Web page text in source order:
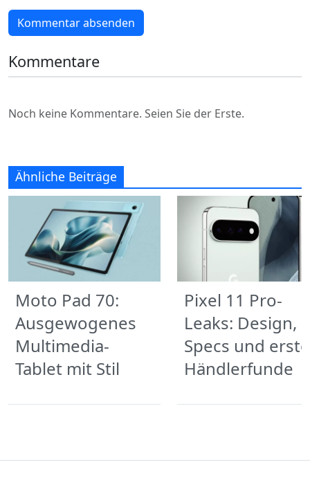
Kommentar absenden
Kommentare
Noch keine Kommentare. Seien Sie der Erste.
Ähnliche Beiträge
Moto Pad 70:
Ausgewogenes
Multimedia-
Tablet mit Stil
Pixel 11 Pro-
Leaks: Design,
Specs und erste
Händlerfunde